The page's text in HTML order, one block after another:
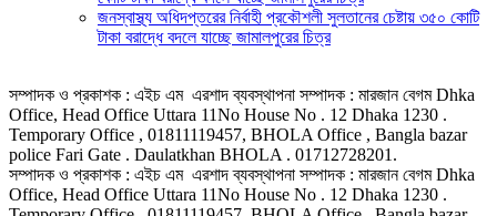
জনস্বাস্থ্য অধিদপ্তরের নির্বাহী প্রকৌশলী সুলতানের চেষ্টায় ৩৫০ কোটি
টাকা বরাদ্ধে বদলে যাচ্ছে জামালপুরের চিত্র
সম্পাদক ও প্রকাশক : এইচ এম এরশাদ ব্যবস্থাপনা সম্পাদক : মারজান বেগম Dhka
Office, Head Office Uttara 11No House No . 12 Dhaka 1230 .
Temporary Office , 01811119457, BHOLA Office , Bangla bazar
police Fari Gate . Daulatkhan BHOLA . 01712728201.
সম্পাদক ও প্রকাশক : এইচ এম এরশাদ ব্যবস্থাপনা সম্পাদক : মারজান বেগম Dhka
Office, Head Office Uttara 11No House No . 12 Dhaka 1230 .